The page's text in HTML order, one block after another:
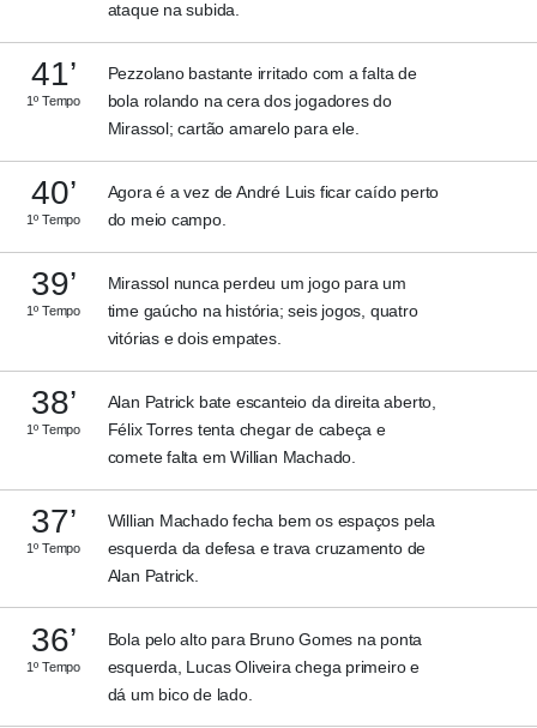
ataque na subida.
41’
1º Tempo
Pezzolano bastante irritado com a falta de
bola rolando na cera dos jogadores do
Mirassol; cartão amarelo para ele.
40’
1º Tempo
Agora é a vez de André Luis ficar caído perto
do meio campo.
39’
1º Tempo
Mirassol nunca perdeu um jogo para um
time gaúcho na história; seis jogos, quatro
vitórias e dois empates.
38’
1º Tempo
Alan Patrick bate escanteio da direita aberto,
Félix Torres tenta chegar de cabeça e
comete falta em Willian Machado.
37’
1º Tempo
Willian Machado fecha bem os espaços pela
esquerda da defesa e trava cruzamento de
Alan Patrick.
36’
1º Tempo
Bola pelo alto para Bruno Gomes na ponta
esquerda, Lucas Oliveira chega primeiro e
dá um bico de lado.